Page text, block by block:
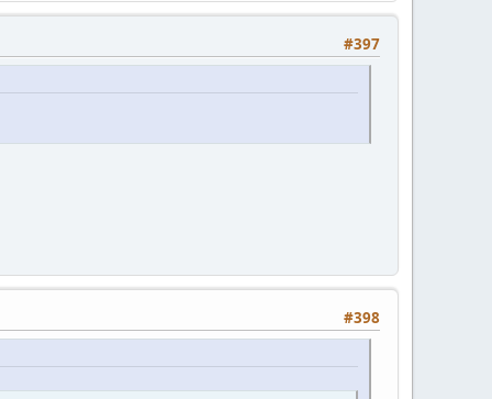
#397
#398